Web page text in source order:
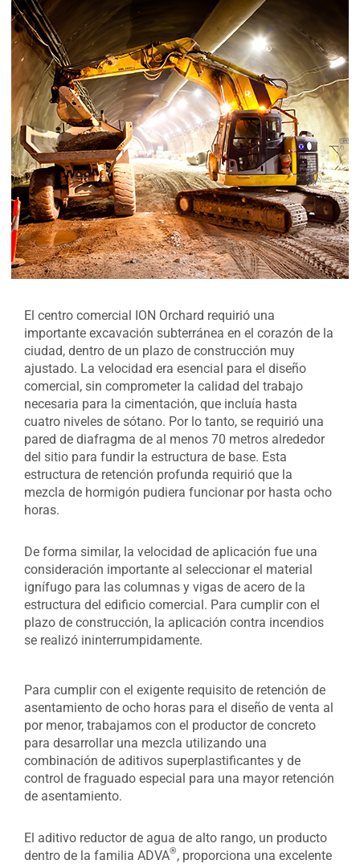
El centro comercial ION Orchard requirió una
importante excavación subterránea en el corazón de la
ciudad, dentro de un plazo de construcción muy
ajustado. La velocidad era esencial para el diseño
comercial, sin comprometer la calidad del trabajo
necesaria para la cimentación, que incluía hasta
cuatro niveles de sótano. Por lo tanto, se requirió una
pared de diafragma de al menos 70 metros alrededor
del sitio para fundir la estructura de base. Esta
estructura de retención profunda requirió que la
mezcla de hormigón pudiera funcionar por hasta ocho
horas.
De forma similar, la velocidad de aplicación fue una
consideración importante al seleccionar el material
ignífugo para las columnas y vigas de acero de la
estructura del edificio comercial. Para cumplir con el
plazo de construcción, la aplicación contra incendios
se realizó ininterrumpidamente.
Para cumplir con el exigente requisito de retención de
asentamiento de ocho horas para el diseño de venta al
por menor, trabajamos con el productor de concreto
para desarrollar una mezcla utilizando una
combinación de aditivos superplastificantes y de
control de fraguado especial para una mayor retención
de asentamiento.
El aditivo reductor de agua de alto rango, un producto
dentro de la familia ADVA®, proporciona una excelente